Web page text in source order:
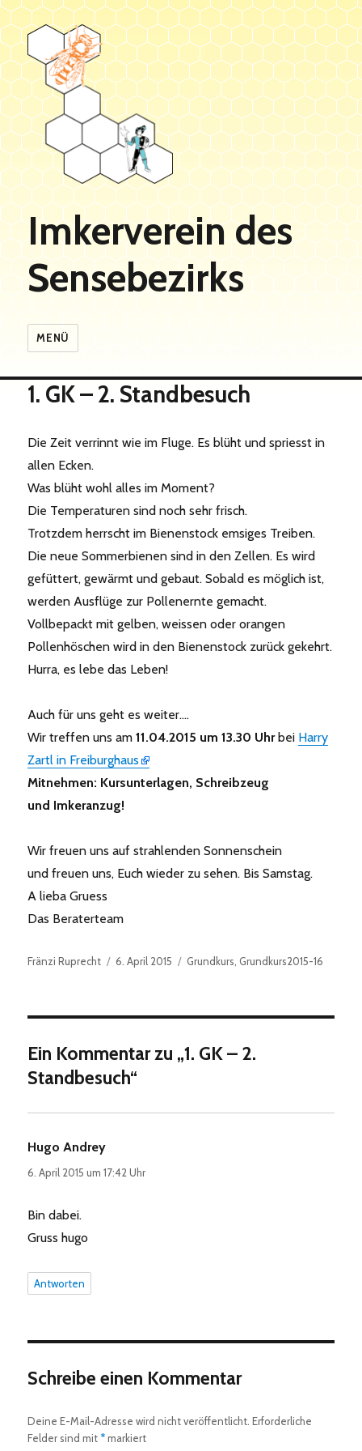
Imkerverein des
Sensebezirks
MENÜ
1. GK – 2. Standbesuch
Die Zeit verrinnt wie im Fluge. Es blüht und spriesst in
allen Ecken.
Was blüht wohl alles im Moment?
Die Temperaturen sind noch sehr frisch.
Trotzdem herrscht im Bienenstock emsiges Treiben.
Die neue Sommerbienen sind in den Zellen. Es wird
gefüttert, gewärmt und gebaut. Sobald es möglich ist,
werden Ausflüge zur Pollenernte gemacht.
Vollbepackt mit gelben, weissen oder orangen
Pollenhöschen wird in den Bienenstock zurück gekehrt.
Hurra, es lebe das Leben!
Auch für uns geht es weiter….
Wir treffen uns am11.04.2015 um 13.30 Uhrbei Harry
Zartl in Freiburghaus
Mitnehmen: Kursunterlagen, Schreibzeug
und Imkeranzug!
Wir freuen uns auf strahlenden Sonnenschein
und freuen uns, Euch wieder zu sehen. Bis Samstag.
A lieba Gruess
Das Beraterteam
Autor
Fränzi Ruprecht
Veröffentlicht
6. April 2015 Kategorien
Grundkurs Grundkurs2015-16
Ein Kommentar zu „1. GK – 2.
Standbesuch“
Hugo Andrey
6. April 2015 um 17:42 Uhr
Bin dabei.
Gruss hugo
Antworten
Schreibe einen Kommentar
Deine E-Mail-Adresse wird nicht veröffentlicht. Erforderliche
Felder sind mit *markiert